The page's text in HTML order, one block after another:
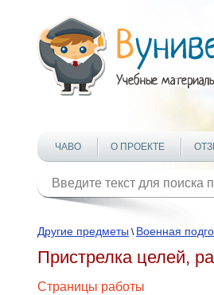
ЧАВО О ПРОЕКТЕ
Другие предметы \ Военная
Пристрелка целей,
Страницы работы